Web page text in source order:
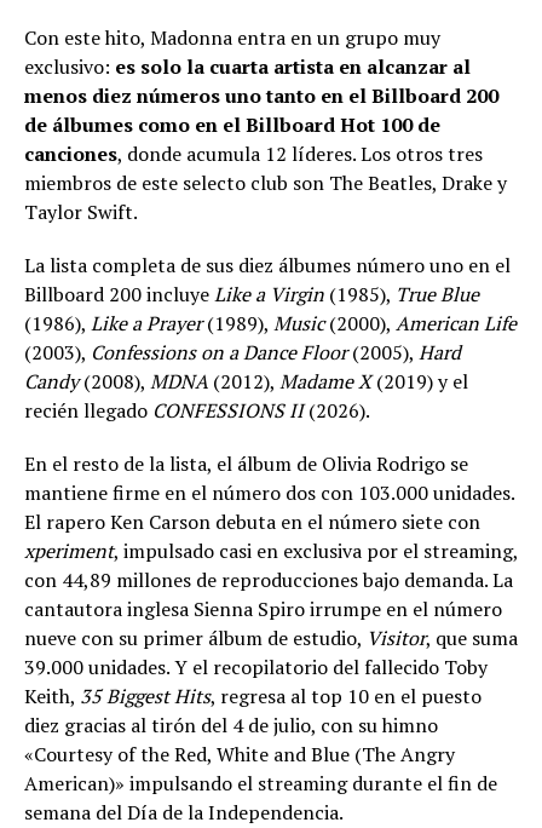
Con este hito, Madonna entra en un grupo muy
exclusivo: es solo la cuarta artista en alcanzar al
menos diez números uno tanto en el Billboard 200
de álbumes como en el Billboard Hot 100 de
canciones, donde acumula 12 líderes. Los otros tres
miembros de este selecto club son The Beatles, Drake y
Taylor Swift.
La lista completa de sus diez álbumes número uno en el
Billboard 200 incluyeLike a Virgin (1985), True Blue
(1986), Like a Prayer(1989), Music(2000), American Life
(2003), Confessions on a Dance Floor(2005), Hard
Candy(2008), MDNA (2012), Madame X(2019) y el
recién llegado CONFESSIONS II(2026).
En el resto de la lista, el álbum de Olivia Rodrigo se
mantiene firme en el número dos con 103.000 unidades.
El rapero Ken Carson debuta en el número siete con
xperiment, impulsado casi en exclusiva por el streaming,
con 44,89 millones de reproducciones bajo demanda. La
cantautora inglesa Sienna Spiro irrumpe en el número
nueve con su primer álbum de estudio, Visitor, que suma
39.000 unidades. Y el recopilatorio del fallecido Toby
Keith, 35 Biggest Hits, regresa al top 10 en el puesto
diez gracias al tirón del 4 de julio, con su himno
«Courtesy of the Red, White and Blue (The Angry
American)» impulsando el streaming durante el fin de
semana del Día de la Independencia.